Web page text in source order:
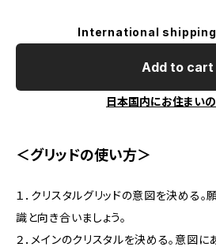
International
Add to cart
日本国内にお住まい
＜グリッドの使い方＞
１．クリスタルグリッドの意図を決める
識と向き合いましょう。
２．メインのクリスタルを決める。意図に